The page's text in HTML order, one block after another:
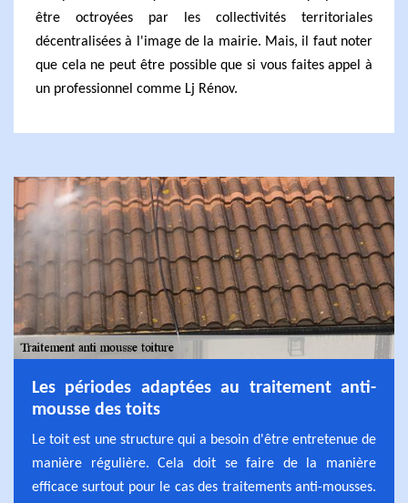
être octroyées par les collectivités territoriales
décentralisées à l'image de la mairie. Mais, il faut noter
que cela ne peut être possible que si vous faites appel à
un professionnel comme Lj Rénov.
Les périodes adaptées au traitement anti-
mousse des toits
Le toit est une structure qui a besoin d'être entretenue de
manière régulière. Cela doit se faire de la manière
efficace surtout pour le cas des traitements anti-mousses.